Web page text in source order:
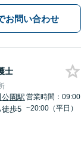
お問い合わせ
士
園駅
徒歩5
営業時間：09:00
~20:00（平日）